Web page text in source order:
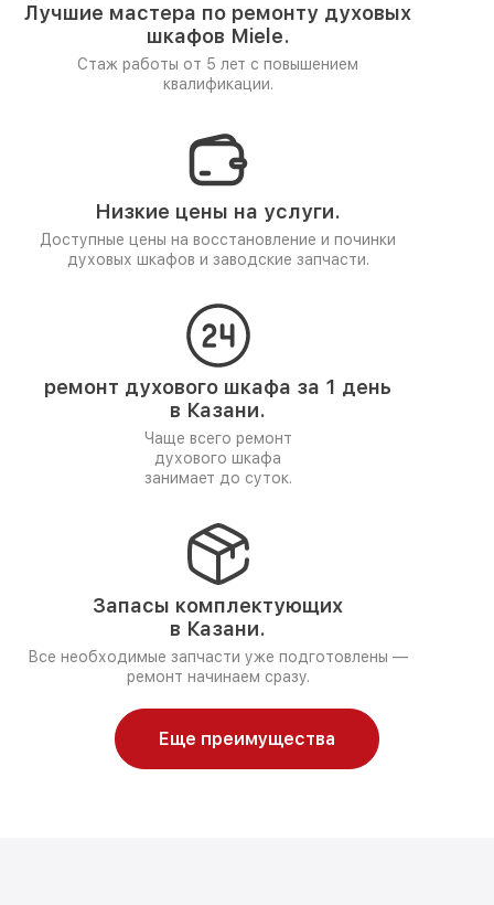
Лучшие мастера по ремонту духовых
шкафов Miele.
Стаж работы от 5 лет с повышением
квалификации.
Низкие цены на услуги.
Доступные цены на восстановление и починки
духовых шкафов и заводские запчасти.
ремонт духового шкафа за 1 день
в Казани.
Чаще всего ремонт
духового шкафа
занимает до суток.
Запасы комплектующих
в Казани.
Все необходимые запчасти уже подготовлены —
ремонт начинаем сразу.
Еще преимущества